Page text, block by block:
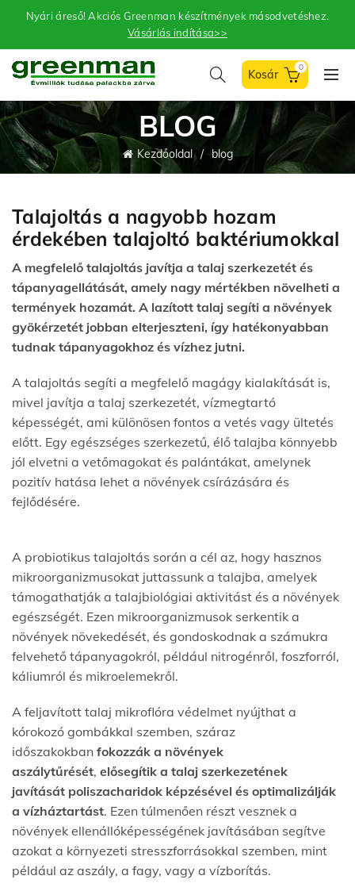
Nyári áreső! Akciós Greenman készítmények másodvetéshez.
Vásárlás indítása>>
0
BLOG
Kezdőoldal blog
Talajoltás a nagyobb hozam
érdekében talajoltó baktériumokkal
A megfelelő talajoltás javítja a talaj szerkezetét és
tápanyagellátását, amely nagy mértékben növelheti a
termények hozamát. A lazított talaj segíti a növények
gyökérzetét jobban elterjeszteni, így hatékonyabban
tudnak tápanyagokhoz és vízhez jutni.
A talajoltás segíti a megfelelő magágy kialakítását is,
mivel javítja a talaj szerkezetét, vízmegtartó
képességét, ami különösen fontos a vetés vagy ültetés
előtt. Egy egészséges szerkezetű, élő talajba könnyebb
jól elvetni a vetőmagokat és palántákat, amelynek
pozitív hatása lehet a növények csírázására és
fejlődésére.
A probiotikus talajoltás során a cél az, hogy hasznos
mikroorganizmusokat juttassunk a talajba, amelyek
támogathatják a talajbiológiai aktivitást és a növények
egészségét. Ezen mikroorganizmusok serkentik a
növények növekedését, és gondoskodnak a számukra
felvehető tápanyagokról, például nitrogénről, foszforról,
káliumról és mikroelemekről.
A feljavított talaj mikroflóra védelmet nyújthat a
kórokozó gombákkal szemben, száraz
időszakokban fokozzák a növények
aszálytűrését, elősegítik a talaj szerkezetének
javítását poliszacharidok képzésével és optimalizálják
a vízháztartást. Ezen túlmenően részt vesznek a
növények ellenállóképességének javításában segítve
azokat a környezeti stresszforrásokkal szemben, mint
például az aszály, a fagy, vagy a vízborítás.